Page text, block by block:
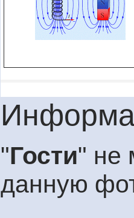
"Гости" не
данную